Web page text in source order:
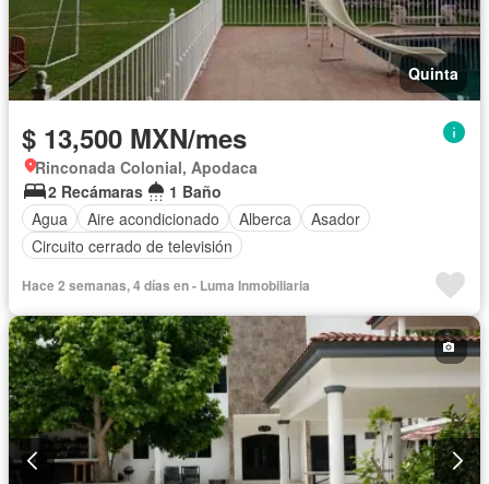
Quinta
$ 13,500 MXN/mes
Rinconada Colonial, Apodaca
2 Recámaras
1 Baño
Agua
Aire acondicionado Alberca
Asador
Circuito cerrado de televisión
Hace 2 semanas, 4 días en - Luma Inmobiliaria